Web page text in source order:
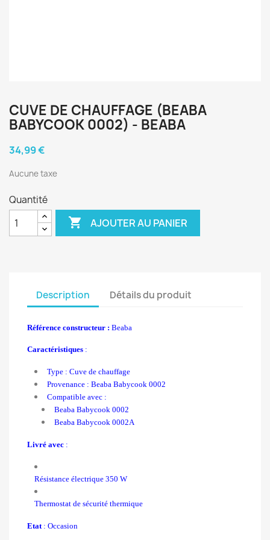
CUVE DE CHAUFFAGE (BEABA
BABYCOOK 0002) - BEABA
34,99 €
Aucune taxe
Quantité
 AJOUTER AU PANIER
Description Détails du produit
Référence constructeur : Beaba
Caractéristiques :
Type : Cuve de chauffage
Provenance : Beaba Babycook 0002
Compatible avec :
Beaba Babycook 0002
Beaba Babycook 0002A
Livré avec :
Résistance électrique 350 W
Thermostat de sécurité thermique
Etat: Occasion